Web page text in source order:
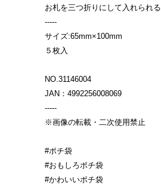
お札を三つ折りにして入れられる
-----
サイズ:65mm×100mm
５枚入
NO.31146004
JAN：4992256008069
-----
※画像の転載・二次使用禁止
#ポチ袋
#おもしろポチ袋
#かわいいポチ袋